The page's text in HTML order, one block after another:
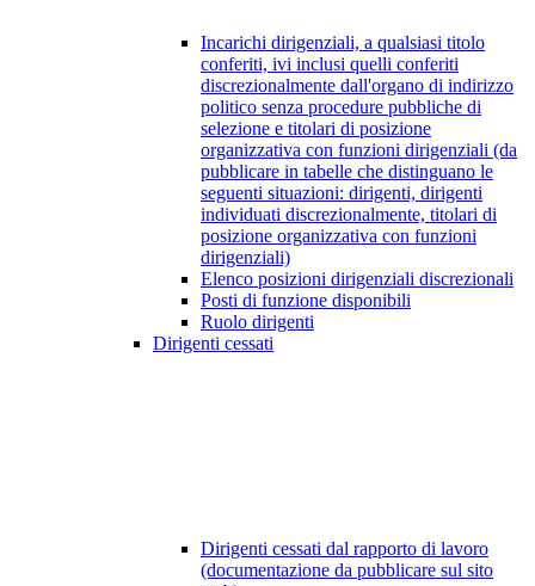
Incarichi dirigenziali, a qualsiasi titolo
conferiti, ivi inclusi quelli conferiti
discrezionalmente dall'organo di indirizzo
politico senza procedure pubbliche di
selezione e titolari di posizione
organizzativa con funzioni dirigenziali (da
pubblicare in tabelle che distinguano le
seguenti situazioni: dirigenti, dirigenti
individuati discrezionalmente, titolari di
posizione organizzativa con funzioni
dirigenziali)
Elenco posizioni dirigenziali discrezionali
Posti di funzione disponibili
Ruolo dirigenti
Dirigenti cessati
Dirigenti cessati dal rapporto di lavoro
(documentazione da pubblicare sul sito